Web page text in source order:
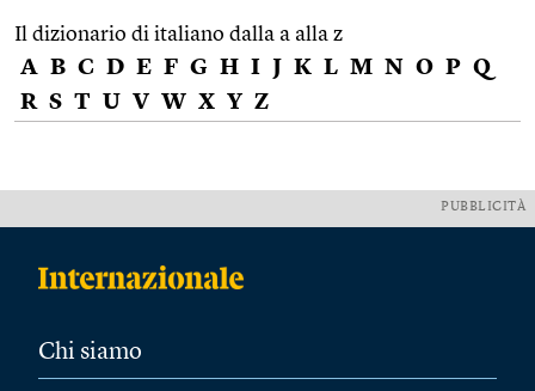
Il dizionario di italiano dalla a alla z
A B C D E F G H I J K L M N O P Q
R S T U V W X Y Z
PUBBLICITÀ
Chi siamo